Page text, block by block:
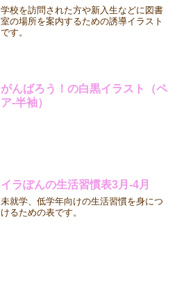
学校を訪問された方や新入生などに図書
室の場所を案内するための誘導イラスト
です。
がんばろう！の白黒イラスト（ペ
ア-半袖）
イラぽんの生活習慣表3月-4月
未就学、低学年向けの生活習慣を身につ
けるための表です。